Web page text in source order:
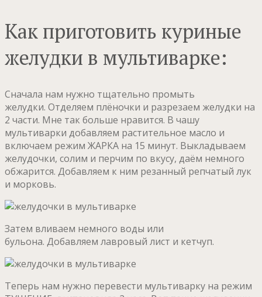
Как приготовить куриные
желудки в мультиварке:
Сначала нам нужно тщательно промыть
желудки. Отделяем плёночки и разрезаем желудки на
2 части. Мне так больше нравится. В чашу
мультиварки добавляем растительное масло и
включаем режим ЖАРКА на 15 минут. Выкладываем
желудочки, солим и перчим по вкусу, даём немного
обжарится. Добавляем к ним резанный репчатый лук
и морковь.
Затем вливаем немного воды или
бульона. Добавляем лавровый лист и кетчуп.
Теперь нам нужно перевести мультиварку на режим